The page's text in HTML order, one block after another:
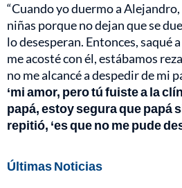
“Cuando yo duermo a Alejandro,
niñas porque no dejan que se
lo desesperan. Entonces, saqué
me acosté con él, estábamos
no me alcancé a despedir de mi
‘mi amor, pero tú fuiste a la
papá, estoy segura que papá
repitió, ‘es que no me pude
Últimas Noticias